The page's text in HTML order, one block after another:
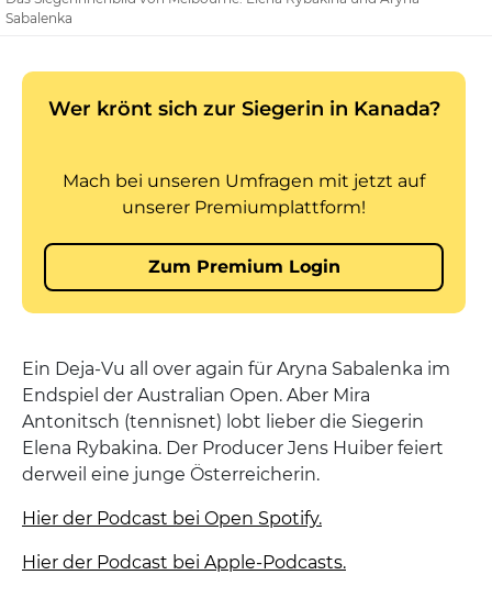
Sabalenka
Ein Deja-Vu all over again für Aryna Sabalenka im
Endspiel der Australian Open. Aber Mira
Antonitsch (tennisnet) lobt lieber die Siegerin
Elena Rybakina. Der Producer Jens Huiber feiert
derweil eine junge Österreicherin.
Hier der Podcast bei Open Spotify.
Hier der Podcast bei Apple-Podcasts.